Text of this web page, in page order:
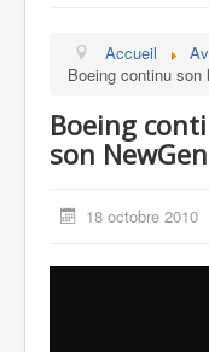
Aviation
Aviation Militaire
Drones
Accueil
Boeing continu son
Boeing
son
18 octobre 2010